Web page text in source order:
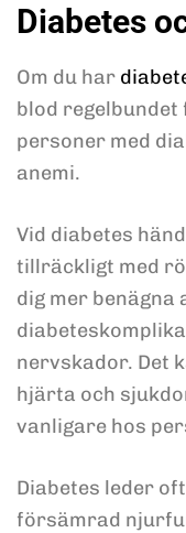
Diabetes
Om du har
blod
personer med
anemi.
Vid diabetes
tillräckligt med
dig mer benägna
nervskador. Det
hjärta och
vanligare hos
Diabetes leder
försämrad